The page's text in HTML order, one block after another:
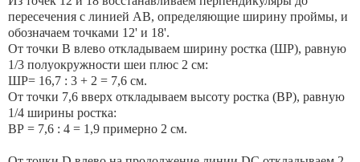
пересечения с линией АВ, определяющие ширину проймы, и
обозначаем точками 12' и 18'.
От точки В влево откладываем ширину ростка (ШР), равную
1/3 полуокружности шеи плюс 2 см:
ШР= 16,7 : 3 + 2 = 7,6 см.
От точки 7,6 вверх откладываем высоту ростка (ВР), равную
1/4 ширины ростка:
ВР = 7,6 : 4 = 1,9 примерно 2 см.